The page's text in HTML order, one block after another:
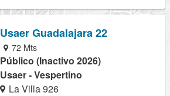
Usaer Guadalajara 22
72 Mts
Público (Inactivo 2026)
Usaer - Vespertino
La Villa 926